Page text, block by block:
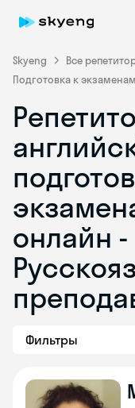
Skyeng Все
Подготовка к экзаменам
онлайн -
Фильтры
Skyeng Chat